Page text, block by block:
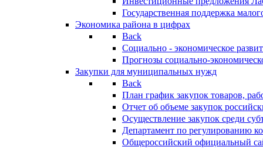
Государственная поддержка
Экономика района в цифрах
Back
Социально - экономическое
Прогнозы социально-
Закупки для муниципальных нужд
Back
План график закупок товаров,
Отчет об объеме закупок
Осуществление закупок среди
Департамент по регулированию
Общероссийский официальный